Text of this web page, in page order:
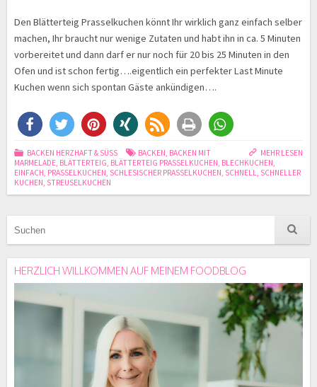
Den Blätterteig Prasselkuchen könnt Ihr wirklich ganz einfach selber
machen, Ihr braucht nur wenige Zutaten und habt ihn in ca. 5 Minuten
vorbereitet und dann darf er nur noch für 20 bis 25 Minuten in den
Ofen und ist schon fertig….eigentlich ein perfekter Last Minute
Kuchen wenn sich spontan Gäste ankündigen….
MEHR LESEN
BACKEN HERZHAFT & SÜSS BACKEN, BACKEN MIT
MARMELADE, BLÄTTERTEIG, BLÄTTERTEIG PRASSELKUCHEN, BLECHKUCHEN,
EINFACH, PRASSELKUCHEN, SCHLESISCHER PRASSELKUCHEN, SCHNELL, SCHNELLER
KUCHEN, STREUSELKUCHEN
HERZLICH WILLKOMMEN AUF MEINEM FOODBLOG